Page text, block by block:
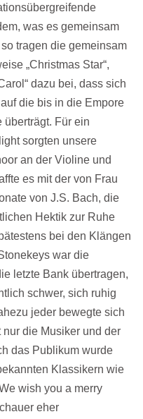
was es gemeinsam
tragen die gemeinsam
„Christmas Star“,
dazu bei, dass sich
die bis in die Empore
Für ein
sorgten unsere
an der Violine und
es mit der von Frau
von J.S. Bach, die
Hektik zur Ruhe
bei den Klängen
war die
letzte Bank übertragen,
schwer, sich ruhig
jeder bewegte sich
nur die Musiker und der
das Publikum wurde
Klassikern wie
wish you a merry
eher